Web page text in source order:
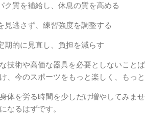
ク質を補給し、休息の質を高める
見逃さず、練習強度を調整する
期的に見直し、負担を減らす
技術や高価な器具を必要としないこと
、今のスポーツをもっと楽しく、もっ
体を労る時間を少しだけ増やしてみま
なるはずです。